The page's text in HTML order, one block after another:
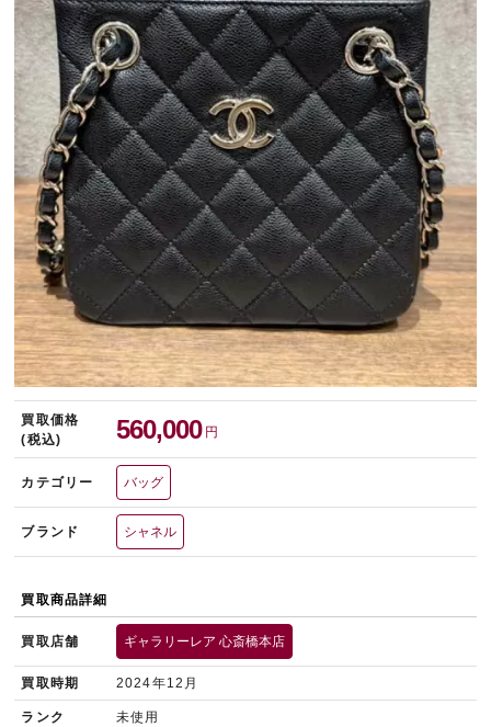
宅配買取を申し込む
無料の宅配キットをお届けします
買取価格
(税込)
560,000 円
カテゴリー バッグ
ブランド シャネル
買取商品詳細
買取店舗 ギャラリーレア 心斎橋本店
買取時期 2024年12月
ランク 未使用